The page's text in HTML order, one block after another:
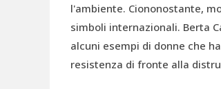
l'ambiente. Ciononostante,
simboli internazionali. Berta
alcuni esempi di donne che
resistenza di fronte alla